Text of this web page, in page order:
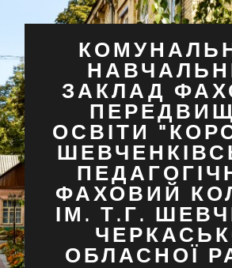
ЗАКЛАД
ОСВІТИ
ФАХОВИЙ
ІМ. Т.Г.
ОБЛАСНОЇ